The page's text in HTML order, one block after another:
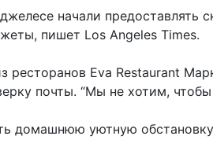
начали предоставлять
пишет Los Angeles Times.
ресторанов Eva Restaurant
почты. “Мы не хотим,
домашнюю уютную